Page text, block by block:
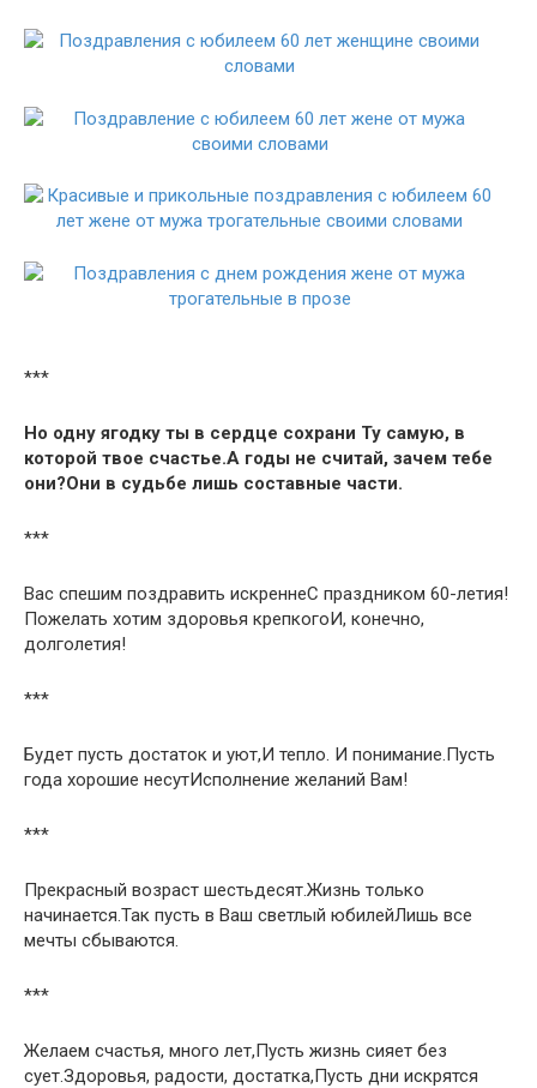
***
Но одну ягодку ты в сердце сохрани Ту самую, в
которой твое счастье.А годы не считай, зачем тебе
они?Они в судьбе лишь составные части.
***
Вас спешим поздравить искреннеС праздником 60-летия!
Пожелать хотим здоровья крепкогоИ, конечно,
долголетия!
***
Будет пусть достаток и уют,И тепло. И понимание.Пусть
года хорошие несутИсполнение желаний Вам!
***
Прекрасный возраст шестьдесят.Жизнь только
начинается.Так пусть в Ваш светлый юбилейЛишь все
мечты сбываются.
***
Желаем счастья, много лет,Пусть жизнь сияет без
сует.Здоровья, радости, достатка,Пусть дни искрятся